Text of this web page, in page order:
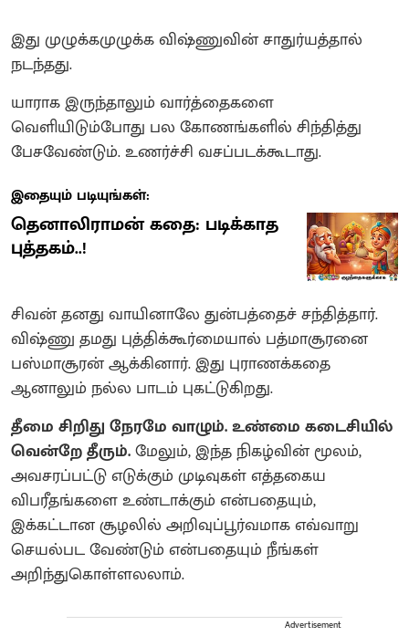
இது முழுக்கமுழுக்க விஷ்ணுவின் சாதுர்யத்தால்
நடந்தது.
யாராக இருந்தாலும் வார்த்தைகளை
வெளியிடும்போது பல கோணங்களில் சிந்தித்து
பேசவேண்டும். உணர்ச்சி வசப்படக்கூடாது.
இதையும் படியுங்கள்:
தெனாலிராமன் கதை: படிக்காத
புத்தகம்..!
சிவன் தனது வாயினாலே துன்பத்தைச் சந்தித்தார்.
விஷ்ணு தமது புத்திக்கூர்மையால் பத்மாசூரனை
பஸ்மாசூரன் ஆக்கினார். இது புராணக்கதை
ஆனாலும் நல்ல பாடம் புகட்டுகிறது.
தீமை சிறிது நேரமே வாழும். உண்மை கடைசியில்
வென்றே தீரும்.மேலும், இந்த நிகழ்வின் மூலம்,
அவசரப்பட்டு எடுக்கும் முடிவுகள் எத்தகைய
விபரீதங்களை உண்டாக்கும் என்பதையும்,
இக்கட்டான சூழலில் அறிவுப்பூர்வமாக எவ்வாறு
செயல்பட வேண்டும் என்பதையும் நீங்கள்
அறிந்துகொள்ளலலாம்.
Advertisement